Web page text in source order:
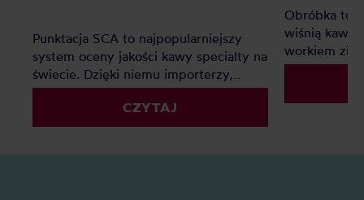
Punktacja SCA to najpopularniejszy
system oceny jakości kawy specialty na
świecie. Dzięki niemu importerzy,
palarnie i konsumenci mogą
porównywać kawy według jednolitych
kryteriów. Z tego artykułu dowiesz się:
CZYTAJ
Obróbka to
wiśnią
workiem
smak
Zebraliśmy